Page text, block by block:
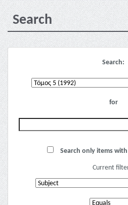
Search
Search:
for
Search only items
Current